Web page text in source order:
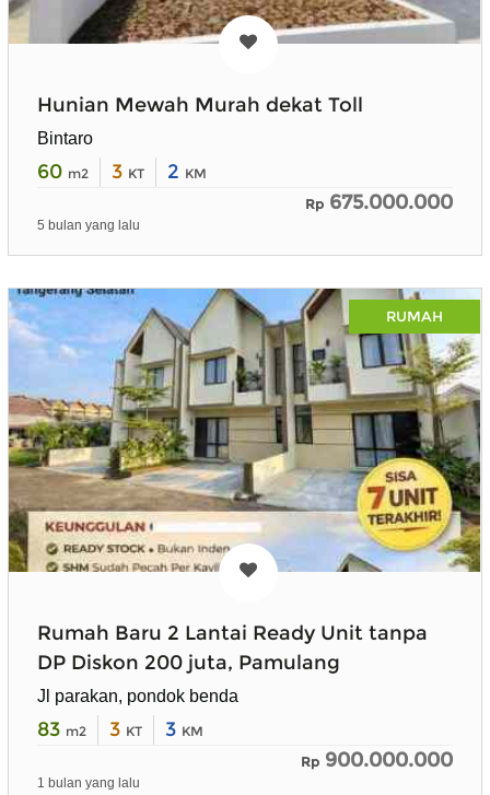
Hunian Mewah Murah dekat Toll
Bintaro
60 m2 3 KT 2 KM
Rp 675.000.000
5 bulan yang lalu
RUMAH
Rumah Baru 2 Lantai Ready Unit tanpa
DP Diskon 200 juta, Pamulang
Jl parakan, pondok benda
83 m2 3 KT 3 KM
Rp 900.000.000
1 bulan yang lalu